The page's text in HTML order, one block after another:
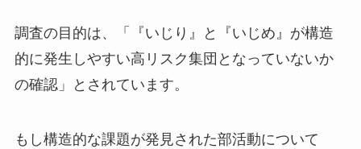
調査の目的は、「『いじり』と『いじめ』が構造
的に発生しやすい高リスク集団となっていないか
の確認」とされています。
もし構造的な課題が発見された部活動について